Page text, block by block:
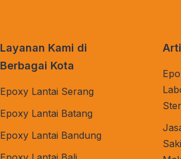
Layanan Kami di
Berbagai Kota
Epoxy Lantai Serang
Epoxy Lantai Batang
Epoxy Lantai Bandung